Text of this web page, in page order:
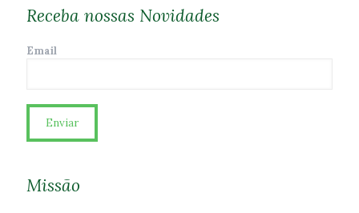
Receba nossas Novidades
Email
Missão